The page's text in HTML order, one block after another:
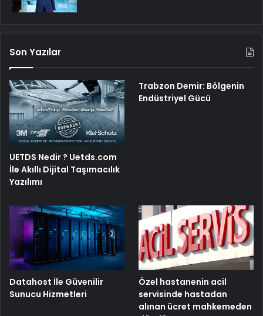
Son Yazılar
UETDS Nedir ? Uetds.com
İle Akıllı Dijital Taşımacılık
Yazılımı
Trabzon Demir: Bölgenin
Endüstriyel Gücü
Datahost İle Güvenilir
Sunucu Hizmetleri
Özel hastanenin acil
servisinde hastadan
alınan ücret mahkemeden